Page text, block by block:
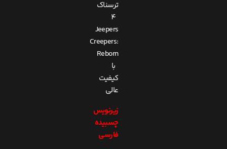
ترسناک
4
Jeepers
Creepers:
Reborn
با
کیفیت
عالی
زیرنویس
چسبیده
فارسی